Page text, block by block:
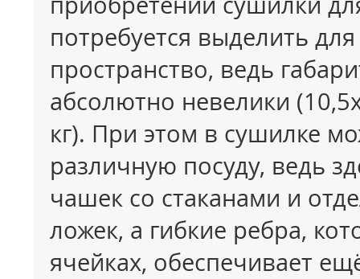
потребуется выделить
пространство, ведь
абсолютно невелики
кг). При этом в сушилке
различную посуду, ведь
чашек со стаканами и
ложек, а гибкие ребра,
ячейках, обеспечивает